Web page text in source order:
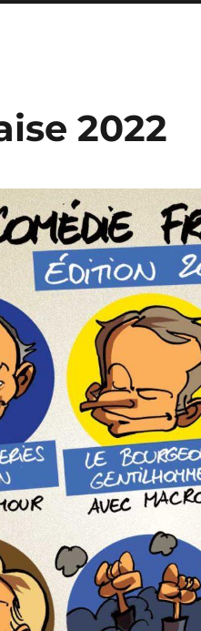
2022